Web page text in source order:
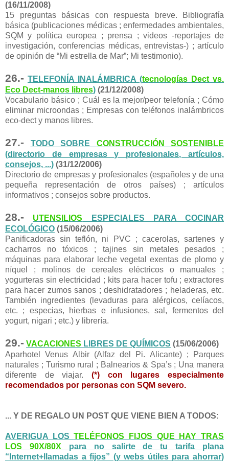
(16/11/2008)
15 preguntas básicas con respuesta breve. Bibliografía
básica (publicaciones médicas ; enfermedades ambientales,
SQM y política europea ; prensa ; videos -reportajes de
investigación, conferencias médicas, entrevistas-) ; artículo
de opinión de “Mi estrella de Mar”; Mi testimonio).
26.- TELEFONÍA INALÁMBRICA (tecnologías Dect vs.
Eco Dect-manos libres) (21/12/2008)
Vocabulario básico ; Cuál es la mejor/peor telefonía ; Cómo
eliminar microondas ; Empresas con teléfonos inalámbricos
eco-dect y manos libres.
27.- TODO SOBRE CONSTRUCCIÓN SOSTENIBLE
(directorio de empresas y profesionales, artículos,
consejos, ...) (31/12/2006)
Directorio de empresas y profesionales (españoles y de una
pequeña representación de otros países) ; artículos
informativos ; consejos sobre productos.
28.- UTENSILIOS ESPECIALES PARA COCINAR
ECOLÓGICO (15/06/2006)
Panificadoras sin teflón, ni PVC ; cacerolas, sartenes y
cacharros no tóxicos ; tajines sin metales pesados ;
máquinas para elaborar leche vegetal exentas de plomo y
níquel ; molinos de cereales eléctricos o manuales ;
yogurteras sin electricidad ; kits para hacer tofu ; extractores
para hacer zumos sanos ; deshidratadores ; heladeras, etc.
También ingredientes (levaduras para alérgicos, celíacos,
etc. ; especias, hierbas e infusiones, sal, fermentos del
yogurt, nigari ; etc.) y librería.
29.- VACACIONES LIBRES DE QUÍMICOS (15/06/2006)
Aparhotel Venus Albir (Alfaz del Pi. Alicante) ; Parques
naturales ; Turismo rural ; Balnearios & Spa’s ; Una manera
diferente de viajar. (*) con lugares especialmente
recomendados por personas con SQM severo.
... Y DE REGALO UN POST QUE VIENE BIEN A TODOS:
AVERIGUA LOSTELÉFONOS FIJOS QUE HAY TRAS
LOS 90X/80X para no salirte de tu tarifa plana
“Internet+llamadas a fijos” (y webs útiles para ahorrar)